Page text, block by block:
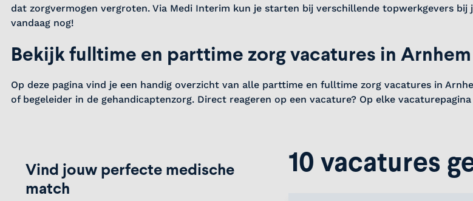
dat zorgvermogen vergroten. Via Medi Interim kun je starten bij verschillende topwerkgevers
vandaag nog!
Bekijk fulltime en parttime zorg vacatures in Arnhem
Op deze pagina vind je een handig overzicht van alle parttime en fulltime zorg vacatures in
of begeleider in de gehandicaptenzorg. Direct reageren op een vacature? Op elke
Vind jouw perfecte medische
match
10 vacatures